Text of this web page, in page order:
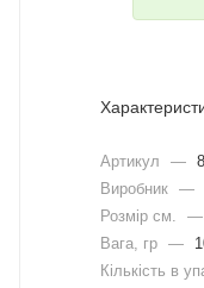
Артикул —
Виробник —
Розмір см.
—
Вага, гр —
Кількість в